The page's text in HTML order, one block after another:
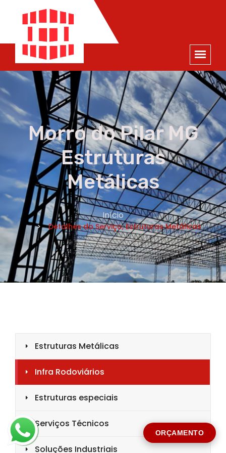
ORÇAMENTO
×
ORÇAMENTO
NOME *
E-MAIL *
TELEFONE *
CIDADE *
MENSAGEM *